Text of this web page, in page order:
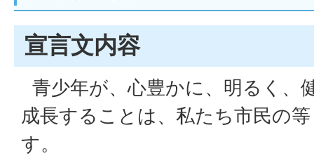
宣言文内容
青少年が、心豊かに、明るく、
成長することは、私たち市民の
す。